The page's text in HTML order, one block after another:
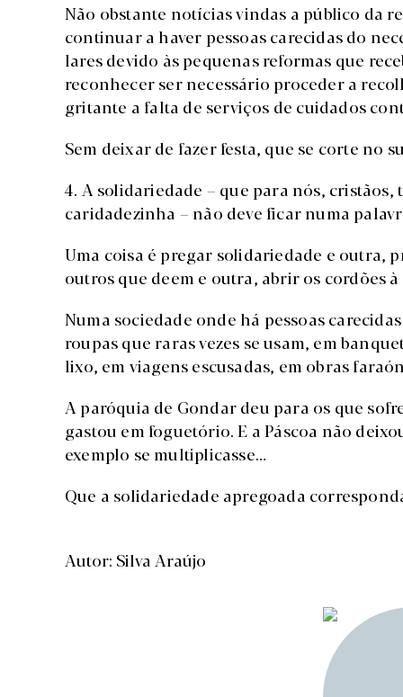
Não obstante notícias vindas a público da
continuar a haver pessoas carecidas do
lares devido às pequenas reformas que
reconhecer ser necessário proceder a
gritante a falta de serviços de cuidados
Sem deixar de fazer festa, que se corte no
4. A solidariedade – que para nós,
caridadezinha – não deve ficar numa
Uma coisa é pregar solidariedade e outra,
outros que deem e outra, abrir os cordões
Numa sociedade onde há pessoas
roupas que raras vezes se usam, em
lixo, em viagens escusadas, em obras
A paróquia de Gondar deu para os que
gastou em foguetório. E a Páscoa não
exemplo se multiplicasse…
Que a solidariedade apregoada
Autor: Silva Araújo